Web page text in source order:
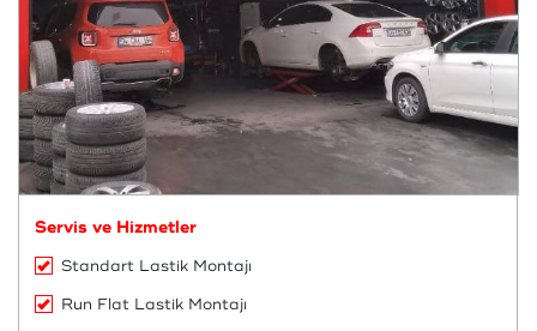
Servis ve Hizmetler
Standart Lastik Montajı
Run Flat Lastik Montajı